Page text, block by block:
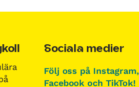
Sociala medier
Följ oss på Instagram,
Facebook och TikTok!